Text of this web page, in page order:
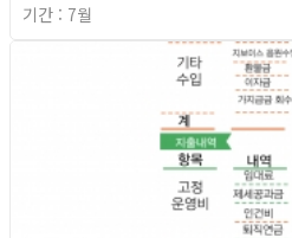
기간 : 7월